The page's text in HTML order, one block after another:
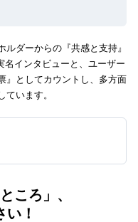
ダーからの『共感と支持』
名インタビューと、ユーザー
』としてカウントし、多方面
います。
ころ」、
！